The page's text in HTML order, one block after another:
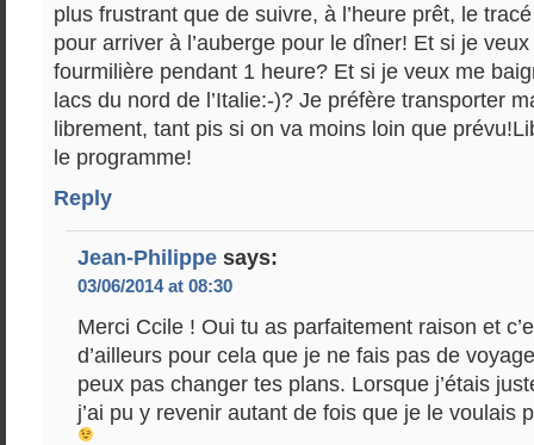
plus frustrant que de suivre, à l’heure prêt, le
pour arriver à l’auberge pour le dîner! Et si je
fourmilière pendant 1 heure? Et si je veux me
lacs du nord de l’Italie:-)? Je préfère transporter
librement, tant pis si on va moins loin que
le programme!
Reply
Jean-Philippe says:
03/06/2014 at 08:30
Merci Ccile ! Oui tu as parfaitement raison et
d’ailleurs pour cela que je ne fais pas de
peux pas changer tes plans. Lorsque j’étais
j’ai pu y revenir autant de fois que je le voulais